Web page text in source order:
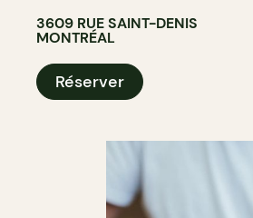
3609 RUE SAINT-DENIS
MONTRÉAL
Réserver